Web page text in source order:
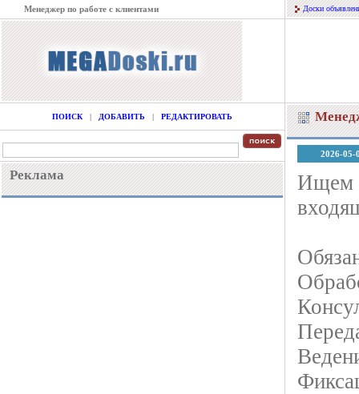
Менеджер по работе с клиентами Доски
ПОИСК | ДОБАВИТЬ | РЕДАКТИРОВАТЬ
Реклама
2026-05-
Ищем